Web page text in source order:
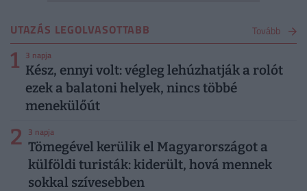
UTAZÁS LEGOLVASOTTABB Tovább
1 3 napja
Kész, ennyi volt: végleg lehúzhatják a rolót
ezek a balatoni helyek, nincs többé
menekülőút
2 3 napja
Tömegével kerülik el Magyarországot a
külföldi turisták: kiderült, hová mennek
sokkal szívesebben